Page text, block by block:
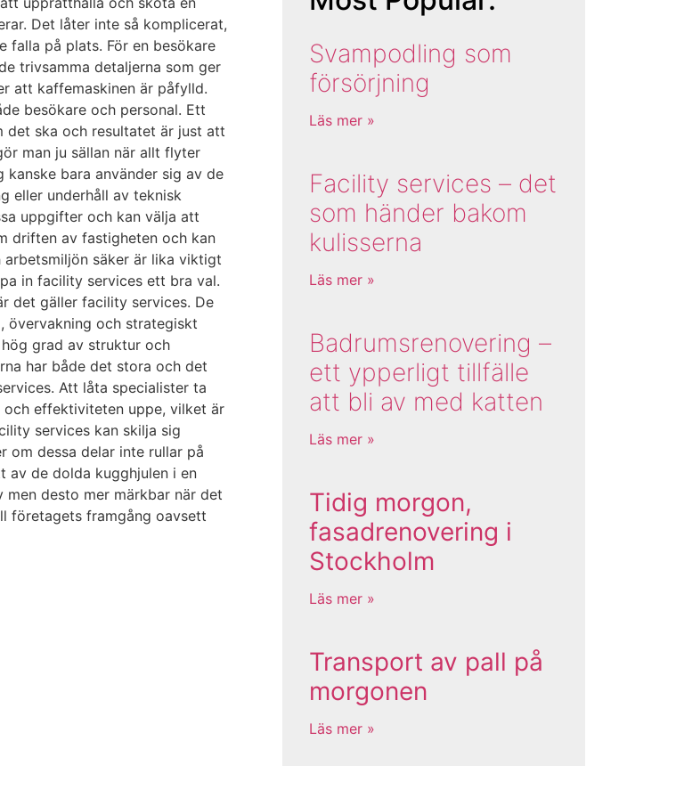
Det låter inte så komplicerat,
falla på plats. För en besökare
trivsamma detaljerna som ger
att kaffemaskinen är påfylld.
besökare och personal. Ett
det ska och resultatet är just att
man ju sällan när allt flyter
bara använder sig av de
eller underhåll av teknisk
uppgifter och kan välja att
driften av fastigheten och kan
arbetsmiljön säker är lika viktigt
in facility services ett bra val.
det gäller facility services. De
övervakning och strategiskt
grad av struktur och
har både det stora och det
Att låta specialister ta
effektiviteten uppe, vilket är
services kan skilja sig
om dessa delar inte rullar på
av de dolda kugghjulen i en
desto mer märkbar när det
företagets framgång oavsett
Svampodling som
försörjning
Läs mer »
Facility services – det
som händer bakom
kulisserna
Läs mer »
Badrumsrenovering –
ett ypperligt tillfälle
att bli av med katten
Läs mer »
Tidig morgon,
fasadrenovering i
Stockholm
Läs mer »
Transport av pall på
morgonen
Läs mer »